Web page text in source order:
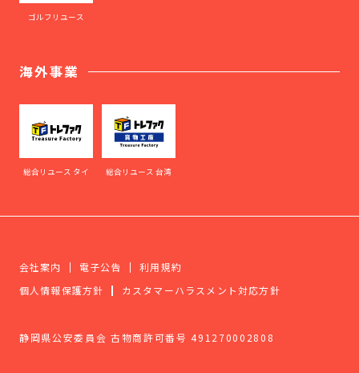
ゴルフリユース
海外事業
総合リユース タイ 総合リユース 台湾
会社案内 電子公告
利用規約
個人情報保護方針
カスタマーハラスメント対応方針
静岡県公安委員会 古物商許可番号 491270002808